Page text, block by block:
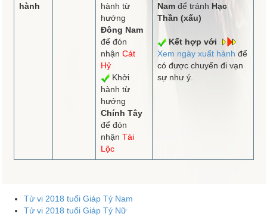
hành
hành từ
hướng
Đông Nam
để đón
nhận Cát
Hỷ
Khởi
hành từ
hướng
Chính Tây
để đón
nhận Tài
Lộc
Namđể tránh Hạc
Thần (xấu)
Kết hợp với
Xem ngày xuất hành để
có được chuyến đi vạn
sự như ý.
Tử vi 2018 tuổi Giáp Tý Nam
Tử vi 2018 tuổi Giáp Tý Nữ